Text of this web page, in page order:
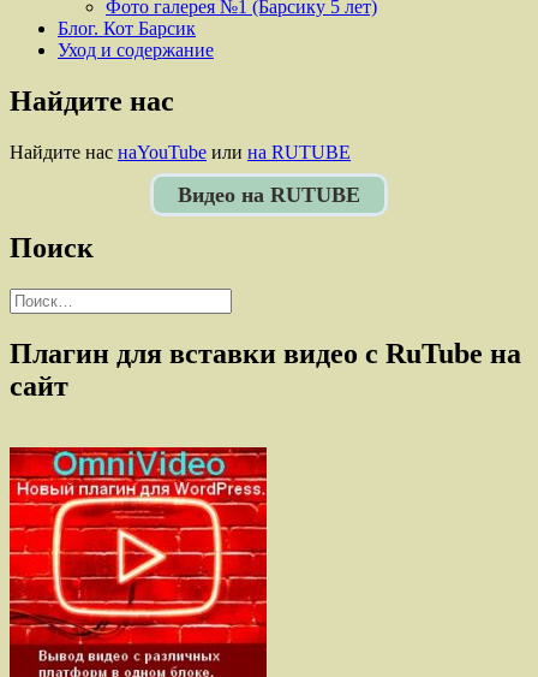
Фото галерея №1 (Барсику 5 лет)
Блог. Кот Барсик
Уход и содержание
Найдите нас
Найдите нас наYouTube или на RUTUBE
Видео на RUTUBE
Поиск
Найти:
Плагин для вставки видео с RuTube на
сайт